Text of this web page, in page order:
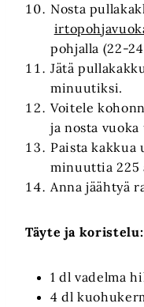
Nosta
pohjalla (22-
Jätä
minuutiksi.
Voitele
ja nosta
Paista kakkua
minuuttia 225
Anna jäähtyä
Täyte ja koristelu:
1 dl vadelma
4 dl